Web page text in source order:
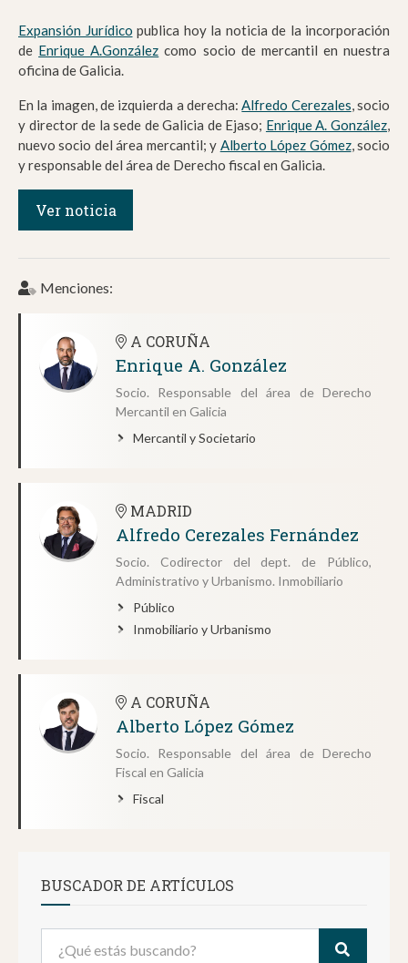
Expansión Jurídico publica hoy la noticia de la incorporación
de Enrique A.González como socio de mercantil en nuestra
oficina de Galicia.
En la imagen, de izquierda a derecha:Alfredo Cerezales, socio
y director de la sede de Galicia de Ejaso; Enrique A. González,
nuevo socio del área mercantil; y Alberto López Gómez, socio
y responsable del área de Derecho fiscal en Galicia.
Ver noticia
Menciones:
A CORUÑA
Enrique A. González
Socio. Responsable del área de Derecho
Mercantil en Galicia
Mercantil y Societario
MADRID
Alfredo Cerezales Fernández
Socio. Codirector del dept. de Público,
Administrativo y Urbanismo. Inmobiliario
Público
Inmobiliario y Urbanismo
A CORUÑA
Alberto López Gómez
Socio. Responsable del área de Derecho
Fiscal en Galicia
Fiscal
BUSCADOR DE ARTÍCULOS